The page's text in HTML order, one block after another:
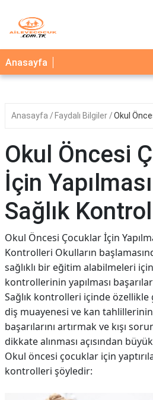
AİLE
ÇOCUK
SAĞLIK
NEDİR
BLOG
FAYDALI
BİLGİLER
YEMEK
TARİFLERİ
Anasayfa
Anasayfa Faydalı Bilgiler Okul
Okul Öncesi
İçin
Sağlık
Okul Öncesi Çocuklar İçin
Kontrolleri Okulların
sağlıklı bir eğitim alabilmeleri için
kontrollerinin yapılması
Sağlık kontrolleri içinde özellikle
diş muayenesi ve kan tahlillerinin
başarılarını artırmak ve kışı
dikkate alınması açısından
Okul öncesi çocuklar için
kontrolleri şöyledir: